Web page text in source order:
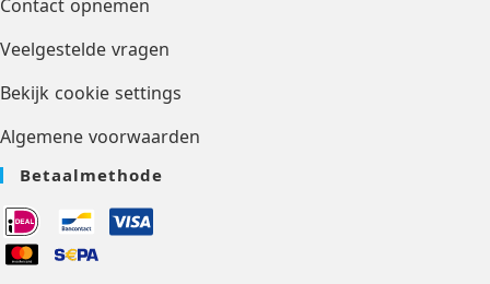
Contact opnemen
Veelgestelde vragen
Bekijk cookie settings
Algemene voorwaarden
Betaalmethode